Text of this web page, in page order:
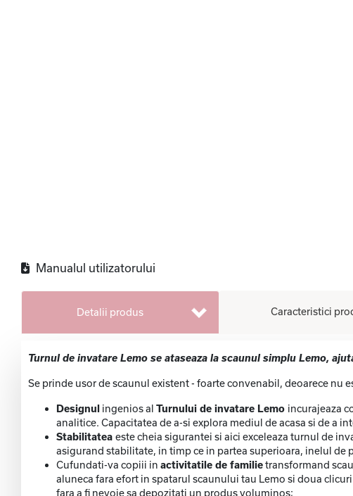
Manualul utilizatorului
Detalii produs Caracteristici
Turnul de invatare Lemo se ataseaza la scaunul simplu Lemo,
Se prinde usor de scaunul existent - foarte convenabil, deoarece nu
Designul ingenios al Turnului de invatare Lemo incurajeaza
analitice. Capacitatea de a-si explora mediul de acasa si de a
Stabilitatea este cheia sigurantei si aici exceleaza turnul de
asigurand stabilitate, in timp ce in partea superioara, inelul de
Cufundati-va copiii in activitatile de familietransformand
aluneca fara efort in spatarul scaunului tau Lemo si doua
fara a fi nevoie sa depozitati un produs voluminos;